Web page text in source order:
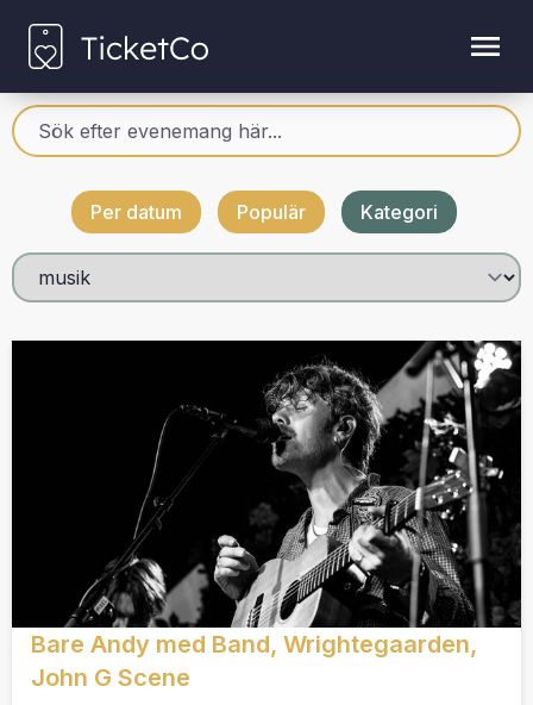
Per datum Populär Kategori
Bare Andy med Band, Wrightegaarden,
John G Scene